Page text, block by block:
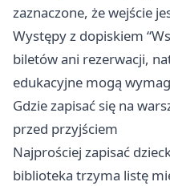
zaznaczone, że wejście
Występy z dopiskiem
biletów ani rezerwacji,
edukacyjne mogą
Gdzie zapisać się na
przed przyjściem
Najprościej zapisać
biblioteka trzyma listę